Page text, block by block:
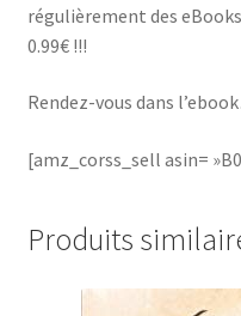
régulièrement des
0.99€ !!!
Rendez-vous dans
[amz_corss_sell asin=
Produits